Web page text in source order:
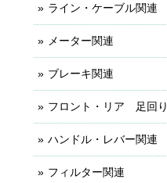
ライン・ケーブル関連
メーター関連
ブレーキ関連
フロント・リア 足回り
ハンドル・レバー関連
フィルター関連